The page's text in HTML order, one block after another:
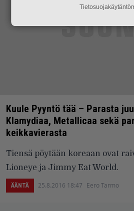
Kuule Pyyntö tää – Parasta
Klamydiaa, Metallicaa sekä
keikkavierasta
Tiensä pöytään koreaan ovat
Lioneye ja Jimmy Eat World.
ÄÄNTÄ 25.8.2016 18:47 Eero Tarmo